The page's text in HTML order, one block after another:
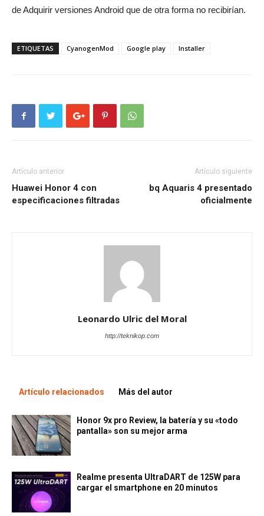
de Adquirir versiones Android que de otra forma no recibirían.
ETIQUETAS CyanogenMod Google play Installer
Artículo anterior
Huawei Honor 4 con
especificaciones filtradas
Artículo siguiente
bq Aquaris 4 presentado
oficialmente
Leonardo Ulric del Moral
http://teknikop.com
Artículo relacionados Más del autor
Honor 9x pro Review, la batería y su «todo
pantalla» son su mejor arma
Realme presenta UltraDART de 125W para
cargar el smartphone en 20 minutos